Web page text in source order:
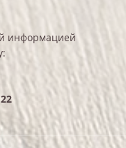
информацией